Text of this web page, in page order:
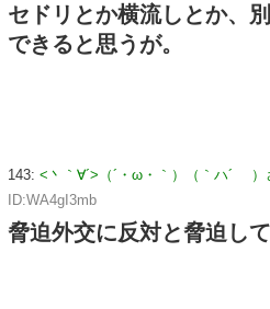
セドリとか横流しとか、
できると思うが。
143: <丶｀∀´>（´・ω・｀）（｀ハ´ ）
ID:WA4gI3mb
脅迫外交に反対と脅迫し